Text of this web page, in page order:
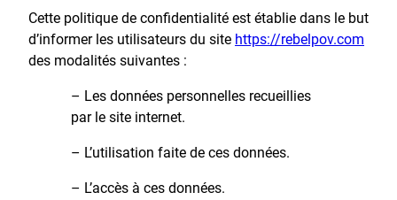
Cette politique de confidentialité est établie dans le but
d’informer les utilisateurs du site https://rebelpov.com
des modalités suivantes :
– Les données personnelles recueillies
par le site internet.
– L’utilisation faite de ces données.
– L’accès à ces données.